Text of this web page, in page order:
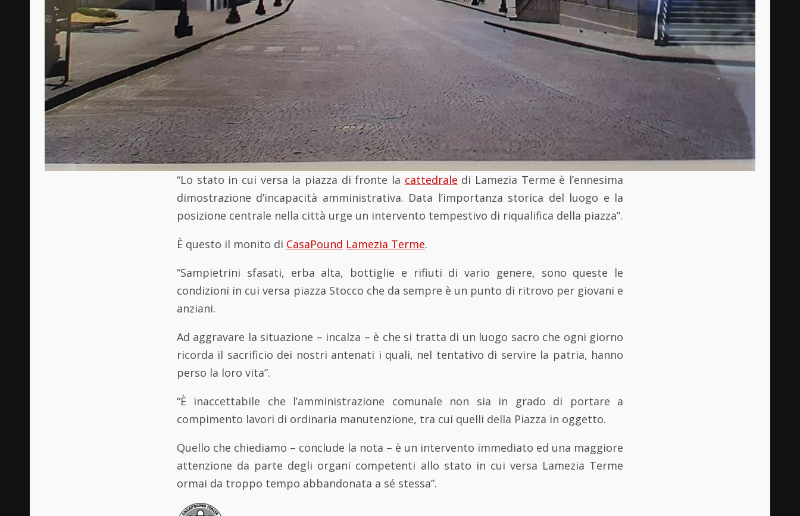
“Lo stato in cui versa la piazza di fronte la cattedrale di Lamezia Terme è l’ennesima
dimostrazione d’incapacità amministrativa. Data l’importanza storica del luogo e la
posizione centrale nella città urge un intervento tempestivo di riqualifica della piazza”.
È questo il monito di CasaPound Lamezia Terme.
“Sampietrini sfasati, erba alta, bottiglie e rifiuti di vario genere, sono queste le
condizioni in cui versa piazza Stocco che da sempre è un punto di ritrovo per giovani e
anziani.
Ad aggravare la situazione – incalza – è che si tratta di un luogo sacro che ogni giorno
ricorda il sacrificio dei nostri antenati i quali, nel tentativo di servire la patria, hanno
perso la loro vita”.
“È inaccettabile che l’amministrazione comunale non sia in grado di portare a
compimento lavori di ordinaria manutenzione, tra cui quelli della Piazza in oggetto.
Quello che chiediamo – conclude la nota – è un intervento immediato ed una maggiore
attenzione da parte degli organi competenti allo stato in cui versa Lamezia Terme
ormai da troppo tempo abbandonata a sé stessa”.